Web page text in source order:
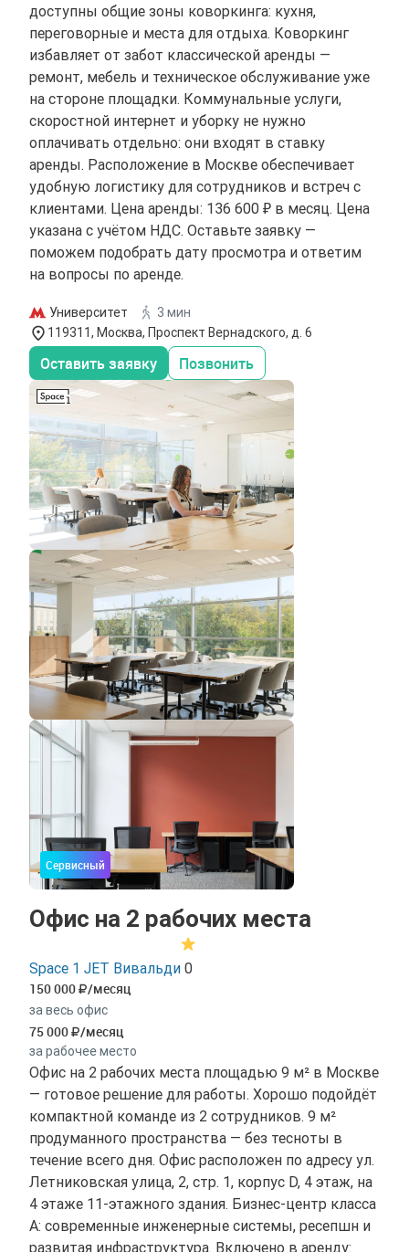
доступны общие зоны коворкинга: кухня,
переговорные и места для отдыха. Коворкинг
избавляет от забот классической аренды —
ремонт, мебель и техническое обслуживание уже
на стороне площадки. Коммунальные услуги,
скоростной интернет и уборку не нужно
оплачивать отдельно: они входят в ставку
аренды. Расположение в Москве обеспечивает
удобную логистику для сотрудников и встреч с
клиентами. Цена аренды: 136 600 ₽ в месяц. Цена
указана с учётом НДС. Оставьте заявку —
поможем подобрать дату просмотра и ответим
на вопросы по аренде.
Университет
3 мин
119311, Москва, Проспект Вернадского, д. 6
Оставить заявку Позвонить
Сервисный
Офис на 2 рабочих места
Space 1 JET Вивальди 0
150 000 /месяц
за весь офис
75 000 /месяц
за рабочее место
Офис на 2 рабочих места площадью 9 м² в Москве
— готовое решение для работы. Хорошо подойдёт
компактной команде из 2 сотрудников. 9 м²
продуманного пространства — без тесноты в
течение всего дня. Офис расположен по адресу ул.
Летниковская улица, 2, стр. 1, корпус D, 4 этаж, на
4 этаже 11-этажного здания. Бизнес-центр класса
A: современные инженерные системы, ресепшн и
развитая инфраструктура. Включено в аренду: